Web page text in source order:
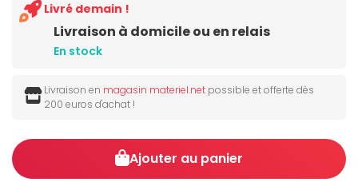
Livraison à domicile ou en relais
En stock
Livré demain !
Livraison en magasin materiel.net possible et offerte dès
200 euros d'achat !
Ajouter au panier